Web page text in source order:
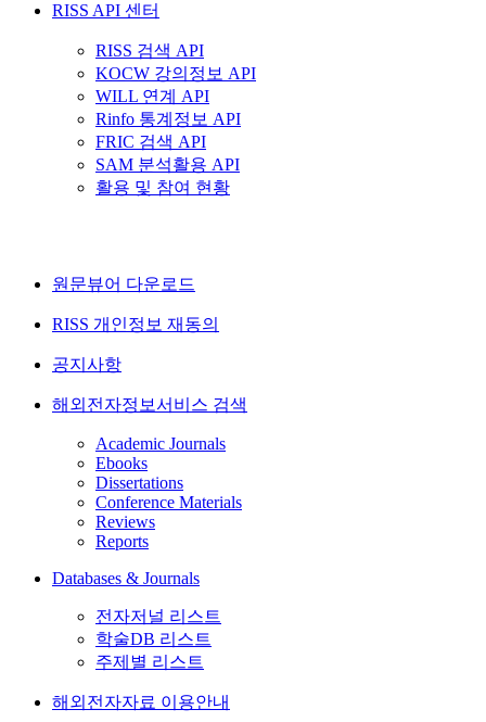
RISS API 센터
RISS 검색 API
KOCW 강의정보 API
WILL 연계 API
Rinfo 통계정보 API
FRIC 검색 API
SAM 분석활용 API
활용 및 참여 현황
원문뷰어 다운로드
RISS 개인정보 재동의
공지사항
해외전자정보서비스 검색
Academic Journals
Ebooks
Dissertations
Conference Materials
Reviews
Reports
Databases & Journals
전자저널 리스트
학술DB 리스트
주제별 리스트
해외전자자료 이용안내